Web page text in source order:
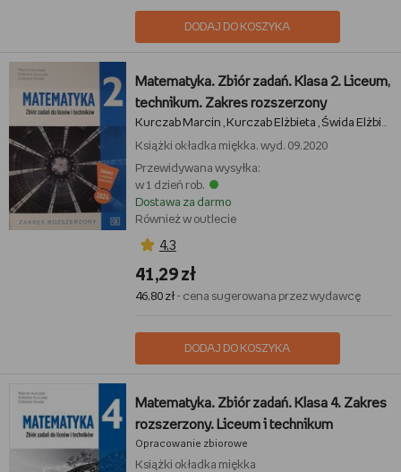
DODAJ DO KOSZYKA
Matematyka. Zbiór zadań. Klasa 2. Liceum,
technikum. Zakres rozszerzony
Kurczab Marcin Kurczab Elżbieta Świda Elżbieta
Książki okładka miękka, wyd. 09.2020
Przewidywana wysyłka:
w 1 dzień rob.
Dostawa za darmo
Również w outlecie
4,3
41,29 zł
46,80 zł- cena sugerowana przez wydawcę
DODAJ DO KOSZYKA
Matematyka. Zbiór zadań. Klasa 4. Zakres
rozszerzony. Liceum i technikum
Opracowanie zbiorowe
Książki okładka miękka